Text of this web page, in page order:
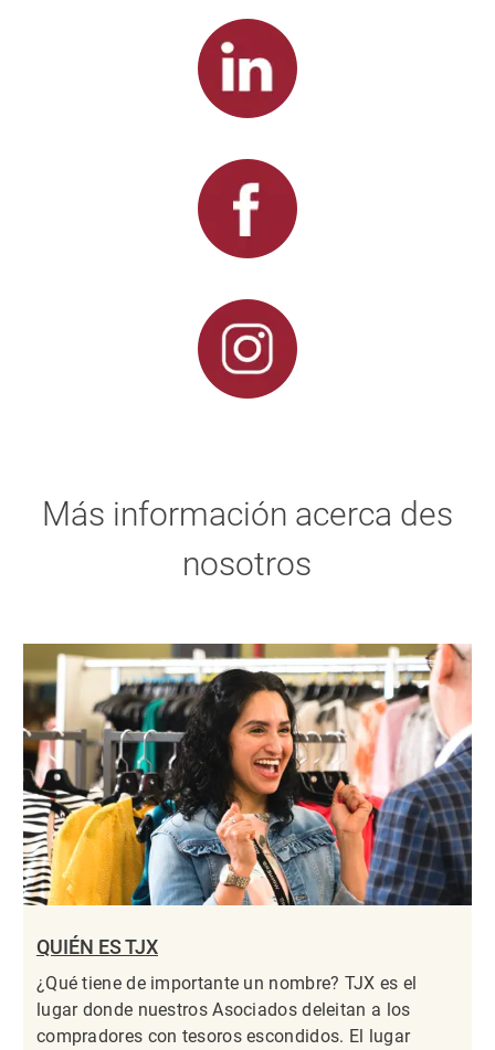
Más información acerca des
nosotros
QUIÉN ES TJX
¿Qué tiene de importante un nombre? TJX es el
lugar donde nuestros Asociados deleitan a los
compradores con tesoros escondidos. El lugar